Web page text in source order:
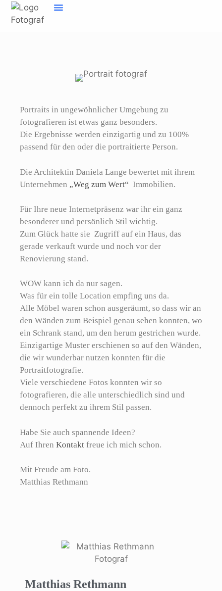
springen
Portraits in ungewöhnlicher Umgebung zu
fotografieren ist etwas ganz besonders.
Die Ergebnisse werden einzigartig und zu 100%
passend für den oder die portraitierte Person.
Die Architektin Daniela Lange bewertet mit ihrem
Unternehmen „Weg zum Wert“ Immobilien.
Für Ihre neue Internetpräsenz war ihr ein ganz
besonderer und persönlich Stil wichtig.
Zum Glück hatte sie Zugriff auf ein Haus, das
gerade verkauft wurde und noch vor der
Renovierung stand.
WOW kann ich da nur sagen.
Was für ein tolle Location empfing uns da.
Alle Möbel waren schon ausgeräumt, so dass wir an
den Wänden zum Beispiel genau sehen konnten, wo
ein Schrank stand, um den herum gestrichen wurde.
Einzigartige Muster erschienen so auf den Wänden,
die wir wunderbar nutzen konnten für die
Portraitfotografie.
Viele verschiedene Fotos konnten wir so
fotografieren, die alle unterschiedlich sind und
dennoch perfekt zu ihrem Stil passen.
Habe Sie auch spannende Ideen?
Auf Ihren Kontakt freue ich mich schon.
Mit Freude am Foto.
Matthias Rethmann
Matthias Rethmann